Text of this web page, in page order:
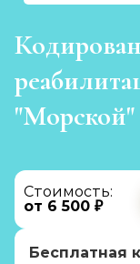
"Морской"
Стоимость:
от 6 500 ₽
Бесплатная